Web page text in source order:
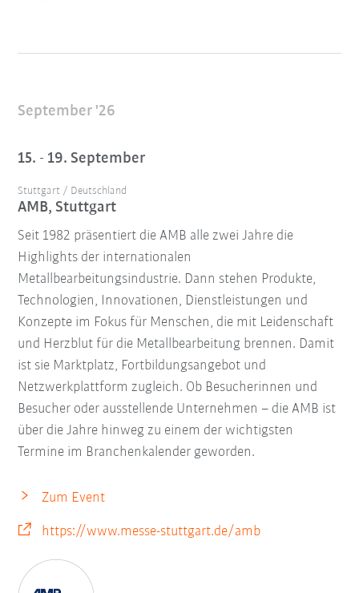
September '26
15. - 19. September
Stuttgart / Deutschland
AMB, Stuttgart
Seit 1982 präsentiert die AMB alle zwei Jahre die
Highlights der internationalen
Metallbearbeitungsindustrie. Dann stehen Produkte,
Technologien, Innovationen, Dienstleistungen und
Konzepte im Fokus für Menschen, die mit Leidenschaft
und Herzblut für die Metallbearbeitung brennen. Damit
ist sie Marktplatz, Fortbildungsangebot und
Netzwerkplattform zugleich. Ob Besucherinnen und
Besucher oder ausstellende Unternehmen – die AMB ist
über die Jahre hinweg zu einem der wichtigsten
Termine im Branchenkalender geworden.
Zum Event
https://www.messe-stuttgart.de/amb